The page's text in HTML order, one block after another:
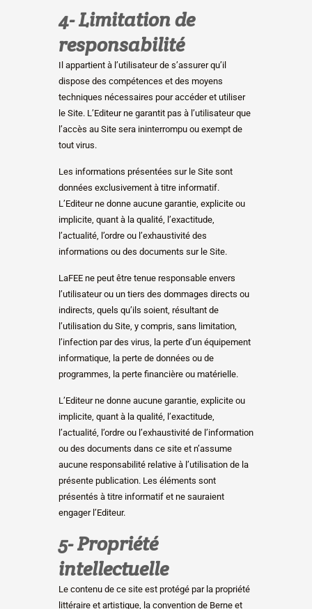
4- Limitation de
responsabilité
Il appartient à l’utilisateur de s’assurer qu’il
dispose des compétences et des moyens
techniques nécessaires pour accéder et utiliser
le Site. L’Editeur ne garantit pas à l’utilisateur que
l’accès au Site sera ininterrompu ou exempt de
tout virus.
Les informations présentées sur le Site sont
données exclusivement à titre informatif.
L’Editeur ne donne aucune garantie, explicite ou
implicite, quant à la qualité, l’exactitude,
l’actualité, l’ordre ou l’exhaustivité des
informations ou des documents sur le Site.
LaFEE ne peut être tenue responsable envers
l’utilisateur ou un tiers des dommages directs ou
indirects, quels qu’ils soient, résultant de
l’utilisation du Site, y compris, sans limitation,
l’infection par des virus, la perte d’un équipement
informatique, la perte de données ou de
programmes, la perte financière ou matérielle.
L’Editeur ne donne aucune garantie, explicite ou
implicite, quant à la qualité, l’exactitude,
l’actualité, l’ordre ou l’exhaustivité de l’information
ou des documents dans ce site et n’assume
aucune responsabilité relative à l’utilisation de la
présente publication. Les éléments sont
présentés à titre informatif et ne sauraient
engager l’Editeur.
5- Propriété
intellectuelle
Le contenu de ce site est protégé par la propriété
littéraire et artistique, la convention de Berne et